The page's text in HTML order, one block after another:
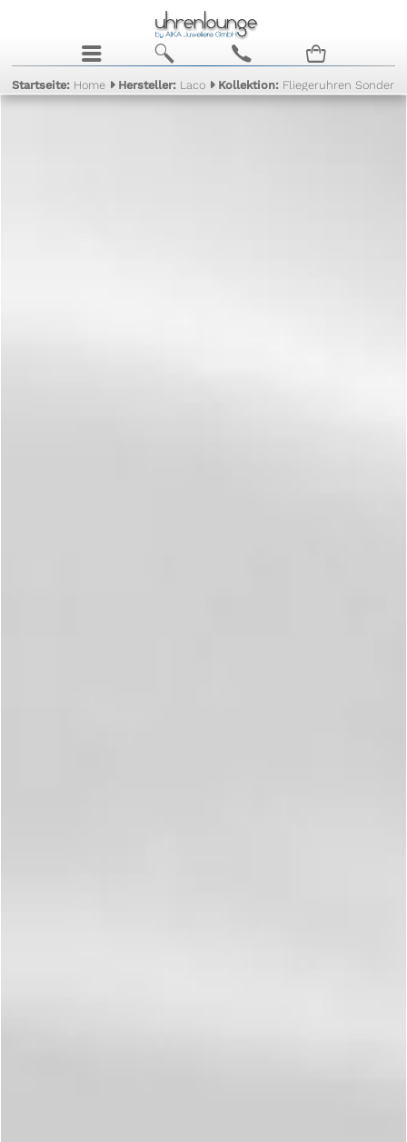
j b c n
Startseite: Home Hersteller: Laco Kollektion: Fliegeruhren